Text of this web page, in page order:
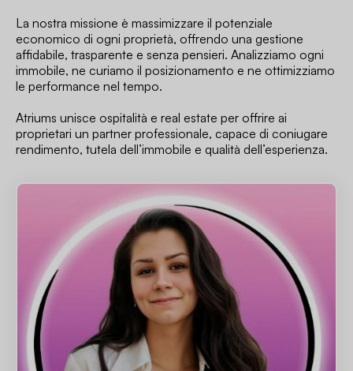
La nostra missione è massimizzare il potenziale
economico di ogni proprietà, offrendo una gestione
affidabile, trasparente e senza pensieri. Analizziamo ogni
immobile, ne curiamo il posizionamento e ne ottimizziamo
le performance nel tempo.
Atriums unisce ospitalità e real estate per offrire ai
proprietari un partner professionale, capace di coniugare
rendimento, tutela dell’immobile e qualità dell’esperienza.